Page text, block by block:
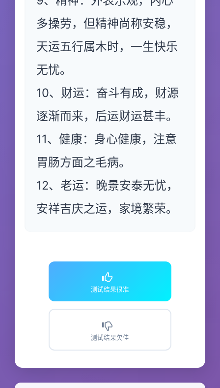
多操劳，但精神尚称安稳，
天运五行属木时，一生快乐
无忧。
10、财运：奋斗有成，财源
逐渐而来，后运财运甚丰。
11、健康：身心健康，注意
胃肠方面之毛病。
12、老运：晚景安泰无忧，
安祥吉庆之运，家境繁荣。
测试结果很准
测试结果欠佳